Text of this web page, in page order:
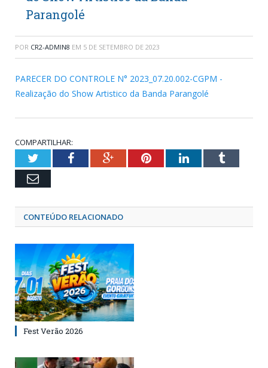
Parangolé
POR CR2-ADMIN8 EM 5 DE SETEMBRO DE 2023
PARECER DO CONTROLE N° 2023_07.20.002-CGPM -
Realização do Show Artistico da Banda Parangolé
COMPARTILHAR:
TwitterFacebookGoogle+PinterestLinkedInTumblr
Email
CONTEÚDO RELACIONADO
Fest Verão 2026